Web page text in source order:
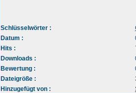
Schlüsselwörter :
Datum :
Hits :
Downloads :
Bewertung :
Dateigröße :
Hinzugefügt von :